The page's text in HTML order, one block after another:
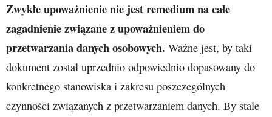
Zwykłe upoważnienie nie jest remedium na całe
zagadnienie związane z upoważnieniem do
przetwarzania danych osobowych. Ważne jest, by taki
dokument został uprzednio odpowiednio dopasowany do
konkretnego stanowiska i zakresu poszczególnych
czynności związanych z przetwarzaniem danych. By stale